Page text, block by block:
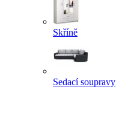
Skříně
Sedací soupravy